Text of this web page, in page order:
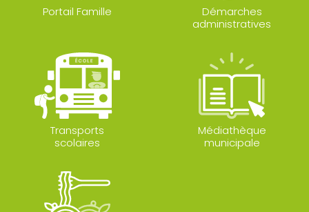
Portail Famille
Démarches
administratives
Transports
scolaires
Médiathèque
municipale